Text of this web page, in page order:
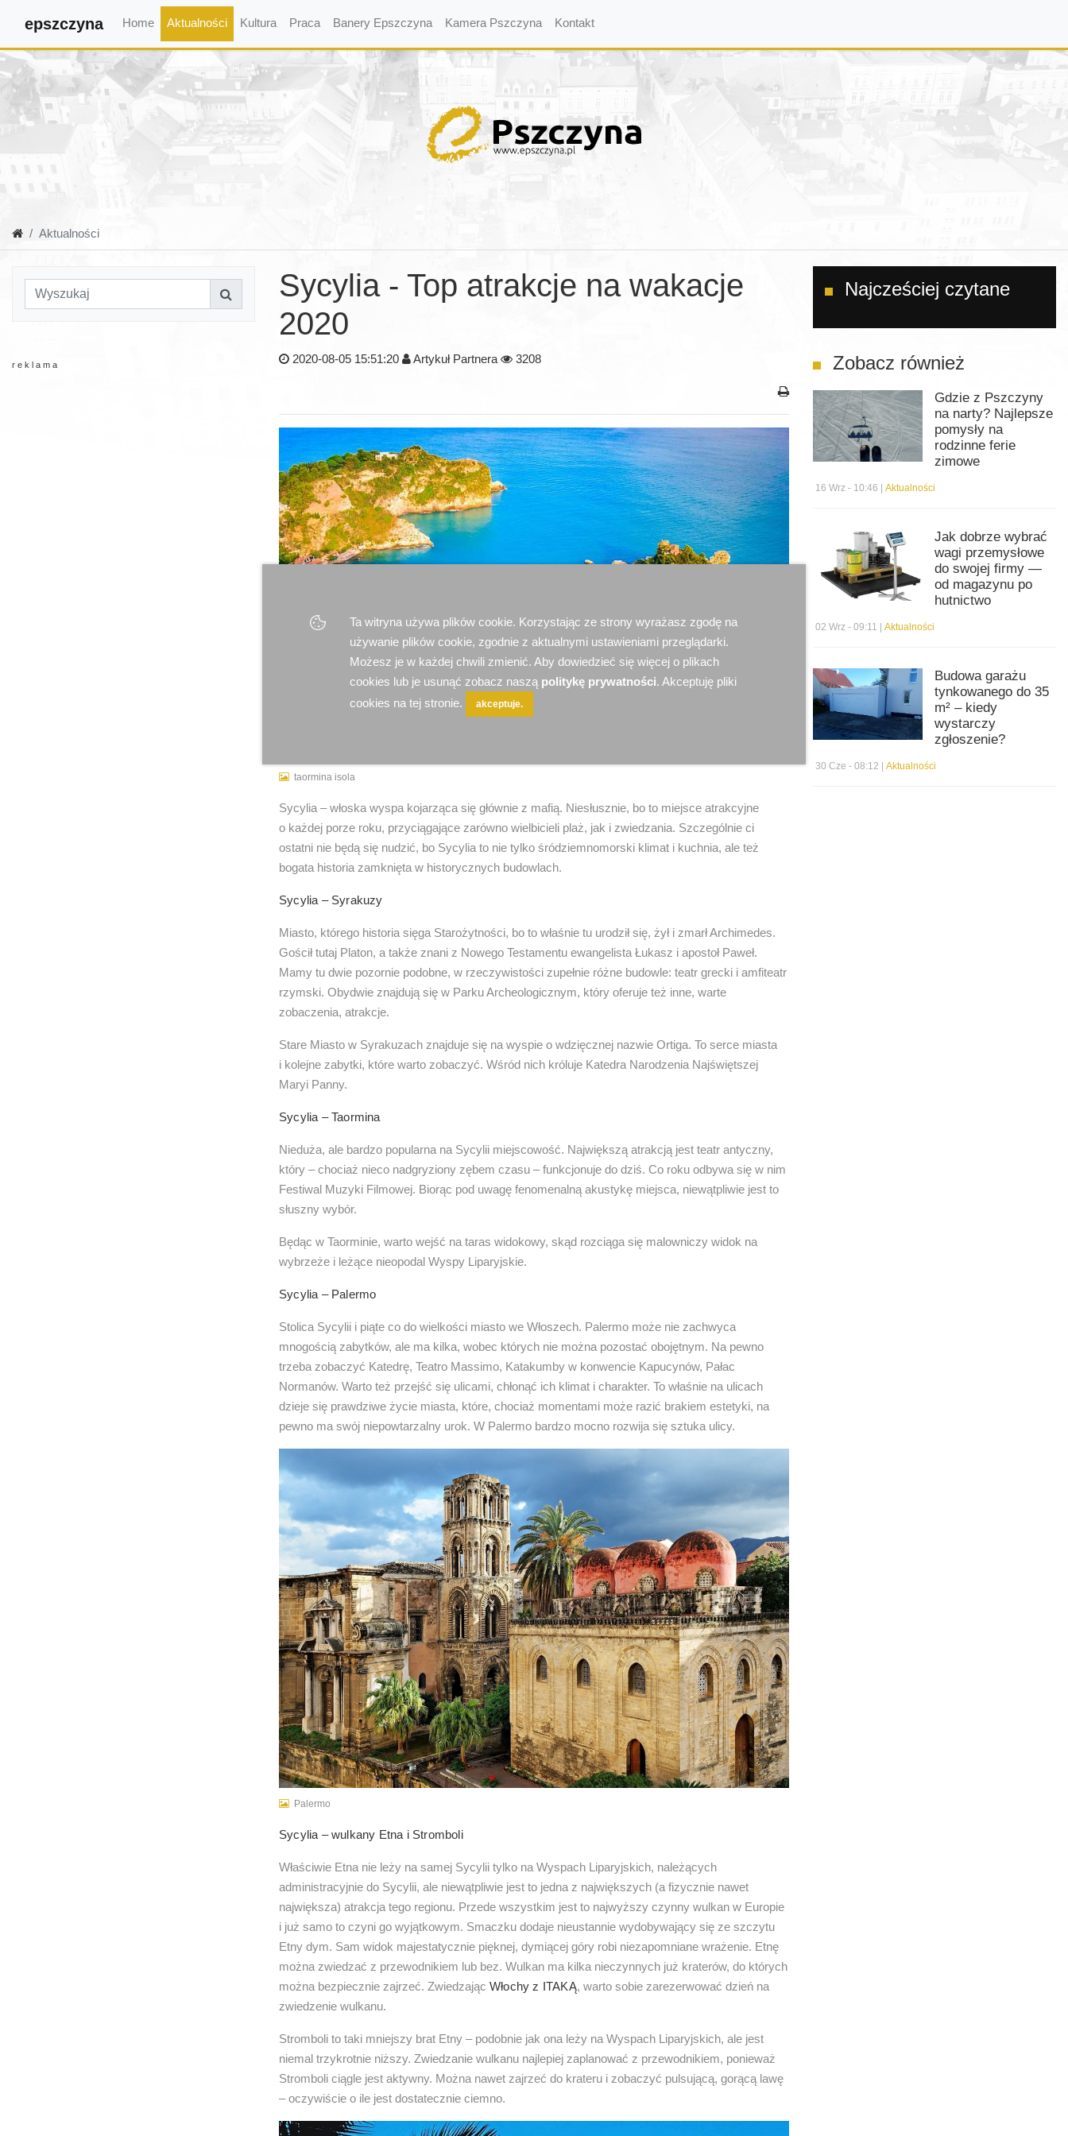
epszczyna Home Aktualności Kultura Praca Banery Epszczyna Kamera Pszczyna Kontakt
Aktualności
r e k l a m a
Sycylia - Top atrakcje na wakacje
2020
2020-08-05 15:51:20 Artykuł Partnera 3208
taormina isola
Sycylia – włoska wyspa kojarząca się głównie z mafią. Niesłusznie, bo to miejsce atrakcyjne
o każdej porze roku, przyciągające zarówno wielbicieli plaż, jak i zwiedzania. Szczególnie ci
ostatni nie będą się nudzić, bo Sycylia to nie tylko śródziemnomorski klimat i kuchnia, ale też
bogata historia zamknięta w historycznych budowlach.
Sycylia – Syrakuzy
Miasto, którego historia sięga Starożytności, bo to właśnie tu urodził się, żył i zmarł Archimedes.
Gościł tutaj Platon, a także znani z Nowego Testamentu ewangelista Łukasz i apostoł Paweł.
Mamy tu dwie pozornie podobne, w rzeczywistości zupełnie różne budowle: teatr grecki i amfiteatr
rzymski. Obydwie znajdują się w Parku Archeologicznym, który oferuje też inne, warte
zobaczenia, atrakcje.
Stare Miasto w Syrakuzach znajduje się na wyspie o wdzięcznej nazwie Ortiga. To serce miasta
i kolejne zabytki, które warto zobaczyć. Wśród nich króluje Katedra Narodzenia Najświętszej
Maryi Panny.
Sycylia – Taormina
Nieduża, ale bardzo popularna na Sycylii miejscowość. Największą atrakcją jest teatr antyczny,
który – chociaż nieco nadgryziony zębem czasu – funkcjonuje do dziś. Co roku odbywa się w nim
Festiwal Muzyki Filmowej. Biorąc pod uwagę fenomenalną akustykę miejsca, niewątpliwie jest to
słuszny wybór.
Będąc w Taorminie, warto wejść na taras widokowy, skąd rozciąga się malowniczy widok na
wybrzeże i leżące nieopodal Wyspy Liparyjskie.
Sycylia – Palermo
Stolica Sycylii i piąte co do wielkości miasto we Włoszech. Palermo może nie zachwyca
mnogością zabytków, ale ma kilka, wobec których nie można pozostać obojętnym. Na pewno
trzeba zobaczyć Katedrę, Teatro Massimo, Katakumby w konwencie Kapucynów, Pałac
Normanów. Warto też przejść się ulicami, chłonąć ich klimat i charakter. To właśnie na ulicach
dzieje się prawdziwe życie miasta, które, chociaż momentami może razić brakiem estetyki, na
pewno ma swój niepowtarzalny urok. W Palermo bardzo mocno rozwija się sztuka ulicy.
Palermo
Sycylia – wulkany Etna i Stromboli
Właściwie Etna nie leży na samej Sycylii tylko na Wyspach Liparyjskich, należących
administracyjnie do Sycylii, ale niewątpliwie jest to jedna z największych (a fizycznie nawet
największa) atrakcja tego regionu. Przede wszystkim jest to najwyższy czynny wulkan w Europie
i już samo to czyni go wyjątkowym. Smaczku dodaje nieustannie wydobywający się ze szczytu
Etny dym. Sam widok majestatycznie pięknej, dymiącej góry robi niezapomniane wrażenie. Etnę
można zwiedzać z przewodnikiem lub bez. Wulkan ma kilka nieczynnych już kraterów, do których
można bezpiecznie zajrzeć. Zwiedzając Włochy z ITAKĄ, warto sobie zarezerwować dzień na
zwiedzenie wulkanu.
Stromboli to taki mniejszy brat Etny – podobnie jak ona leży na Wyspach Liparyjskich, ale jest
niemal trzykrotnie niższy. Zwiedzanie wulkanu najlepiej zaplanować z przewodnikiem, ponieważ
Stromboli ciągle jest aktywny. Można nawet zajrzeć do krateru i zobaczyć pulsującą, gorącą lawę
– oczywiście o ile jest dostatecznie ciemno.
Najcześciej czytane
Zobacz również
Gdzie z Pszczyny
na narty? Najlepsze
pomysły na
rodzinne ferie
zimowe
16 Wrz - 10:46 | Aktualności
Jak dobrze wybrać
wagi przemysłowe
do swojej firmy —
od magazynu po
hutnictwo
02 Wrz - 09:11 | Aktualności
Budowa garażu
tynkowanego do 35
m² – kiedy
wystarczy
zgłoszenie?
30 Cze - 08:12 | Aktualności
Ta witryna używa plików cookie. Korzystając ze strony wyrażasz zgodę na
używanie plików cookie, zgodnie z aktualnymi ustawieniami przeglądarki.
Możesz je w każdej chwili zmienić. Aby dowiedzieć się więcej o plikach
cookies lub je usunąć zobacz naszą politykę prywatności. Akceptuję pliki
cookies na tej stronie.
akceptuje.